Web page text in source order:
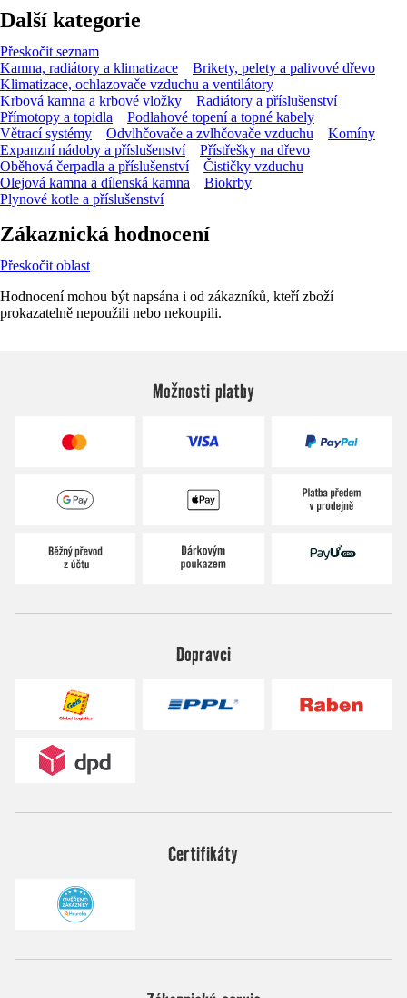
Další kategorie
Přeskočit seznam
Kamna, radiátory a klimatizace
Brikety, pelety a palivové dřevo
Klimatizace, ochlazovače vzduchu a ventilátory
Krbová kamna a krbové vložky
Radiátory a příslušenství
Přímotopy a topidla
Podlahové topení a topné kabely
Větrací systémy
Odvlhčovače a zvlhčovače vzduchu
Komíny
Expanzní nádoby a příslušenství
Přístřešky na dřevo
Oběhová čerpadla a příslušenství
Čističky vzduchu
Olejová kamna a dílenská kamna
Biokrby
Plynové kotle a příslušenství
Zákaznická hodnocení
Přeskočit oblast
Hodnocení mohou být napsána i od zákazníků, kteří zboží
prokazatelně nepoužili nebo nekoupili.
Možnosti platby
Dopravci
Certifikáty